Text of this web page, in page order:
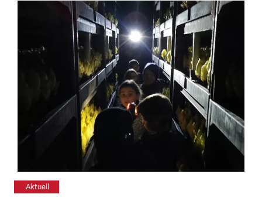
Aktuell